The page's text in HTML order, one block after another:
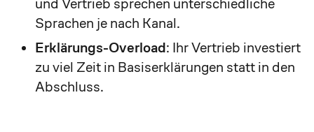
und Vertrieb sprechen unterschiedliche
Sprachen je nach Kanal.
Erklärungs-Overload: Ihr Vertrieb investiert
zu viel Zeit in Basiserklärungen statt in den
Abschluss.